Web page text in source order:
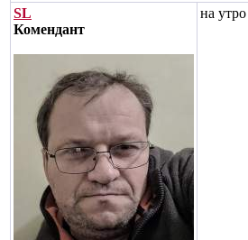
SL
Комендант
на